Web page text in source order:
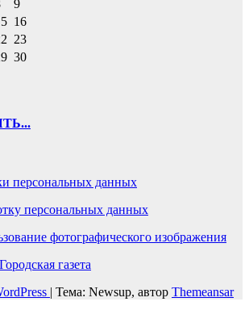
9
16
23
30
персональных данных
персональных данных
фотографического изображения
| Тема: Newsup, автор Themeansar